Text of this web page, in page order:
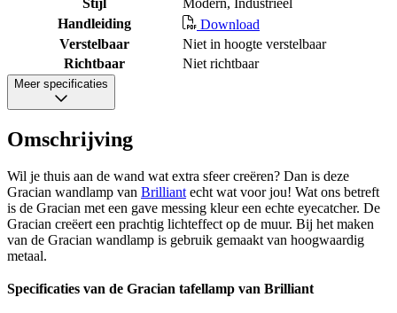
Handleiding
Download
Verstelbaar
Niet in hoogte verstelbaar
Richtbaar
Niet richtbaar
Meer specificaties
Omschrijving
Wil je thuis aan de wand wat extra sfeer creëren? Dan is deze
Gracian wandlamp van Brilliantecht wat voor jou! Wat ons betreft
is de Gracian met een gave messing kleur een echte eyecatcher. De
Gracian creëert een prachtig lichteffect op de muur. Bij het maken
van de Gracian wandlamp is gebruik gemaakt van hoogwaardig
metaal.
Specificaties van de Gracian tafellamp van Brilliant